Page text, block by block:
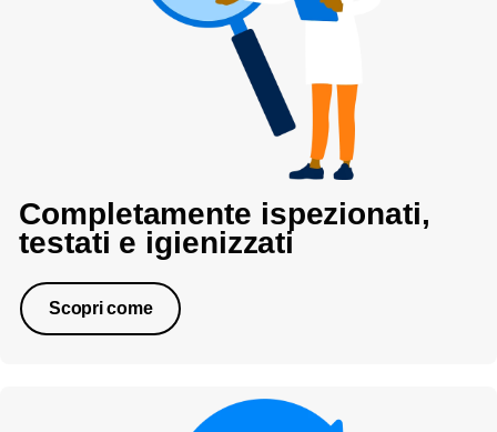
Completamente ispezionati,
testati e igienizzati
Scopri come